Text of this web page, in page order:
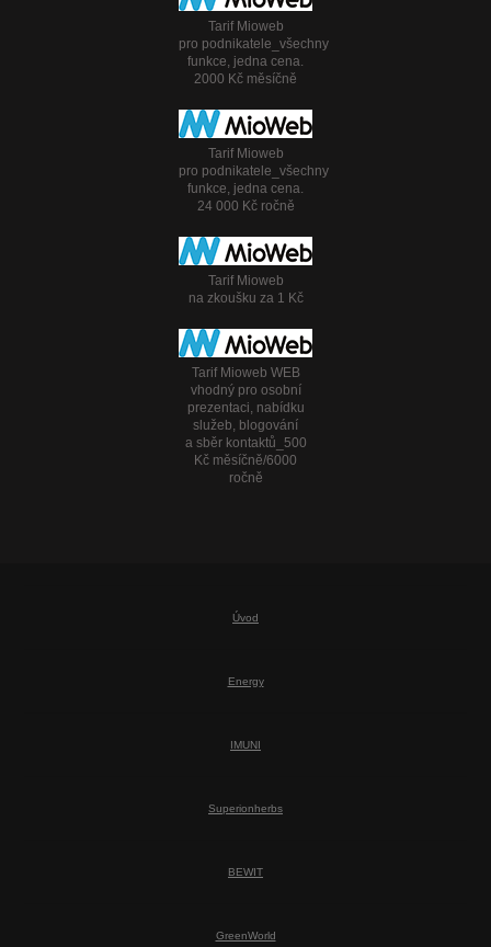
Tarif Mioweb
pro podnikatele_všechny
funkce, jedna cena.
2000 Kč měsíčně
Tarif Mioweb
pro podnikatele_všechny
funkce, jedna cena.
24 000 Kč ročně
Tarif Mioweb
na zkoušku za 1 Kč
Tarif Mioweb WEB
vhodný pro osobní
prezentaci, nabídku
služeb, blogování
a sběr kontaktů_500
Kč měsíčně/6000
ročně
Úvod
Energy
IMUNI
Superionherbs
BEWIT
GreenWorld